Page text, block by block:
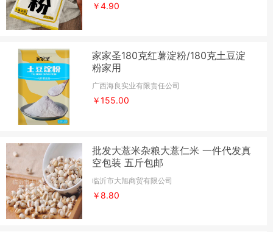
￥4.90
家家圣180克红薯淀粉/180克土豆淀
粉家用
广西海良实业有限责任公司
￥155.00
批发大薏米杂粮大薏仁米 一件代发真
空包装 五斤包邮
临沂市大旭商贸有限公司
￥8.80